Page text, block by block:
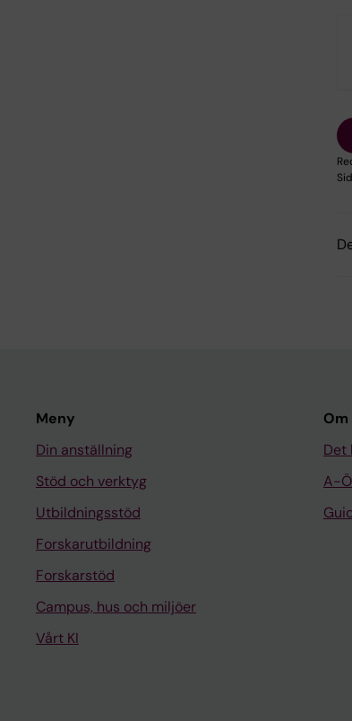
Meny
Din anställning
Stöd och verktyg
Utbildningsstöd
Forskarutbildning
Forskarstöd
Campus, hus och miljöer
Vårt KI
Det
A-